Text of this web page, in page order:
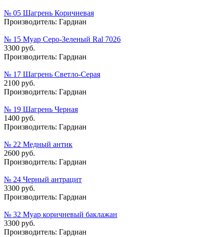
№ 05 Шагрень Коричневая
Производитель: Гардиан
№ 15 Муар Серо-Зеленый Ral 7026
3300 руб.
Производитель: Гардиан
№ 17 Шагрень Светло-Серая
2100 руб.
Производитель: Гардиан
№ 19 Шагрень Черная
1400 руб.
Производитель: Гардиан
№ 22 Медный антик
2600 руб.
Производитель: Гардиан
№ 24 Черный антрацит
3300 руб.
Производитель: Гардиан
№ 32 Муар коричневый баклажан
3300 руб.
Производитель: Гардиан